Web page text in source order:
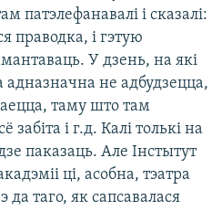
патэлефанавалі і сказалі:
праводка, і гэтую
У дзень, на які
не адбудзецца,
таму што там
забіта і г.д. Калі толькі на
паказаць. Але Інстытут
ці, асобна, тэатра
да таго, як сапсавалася